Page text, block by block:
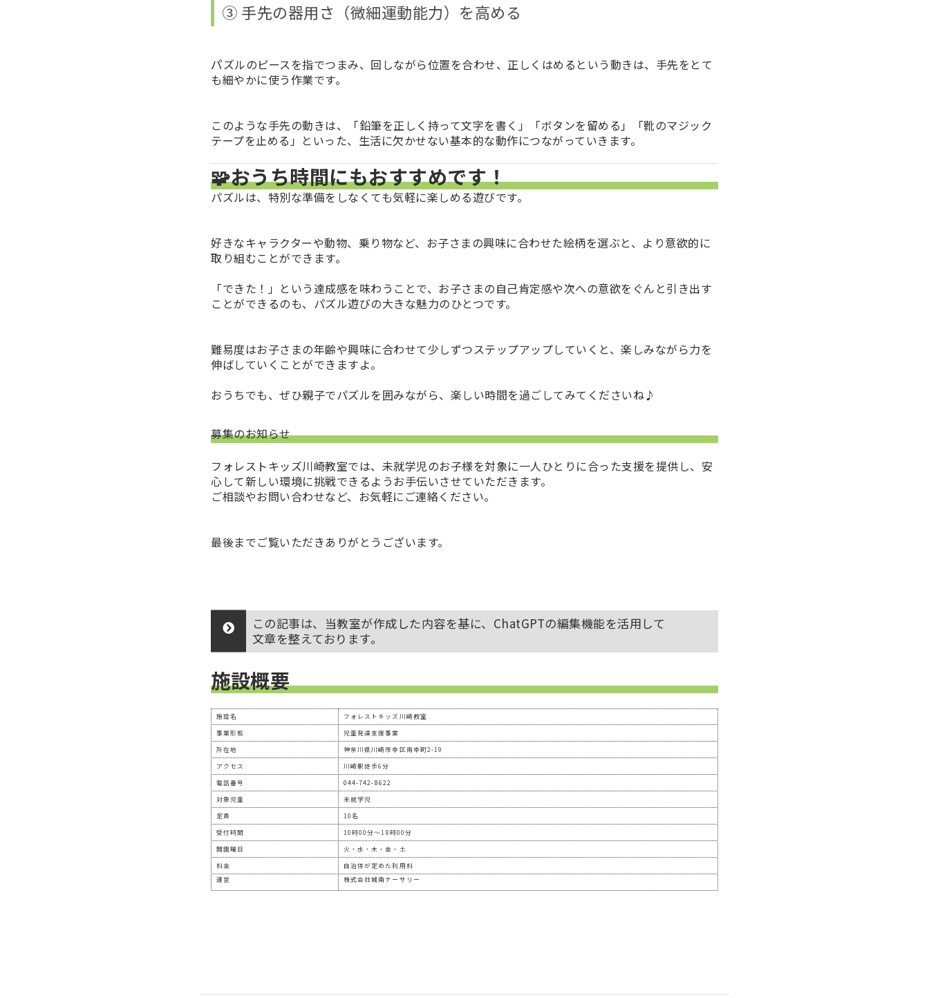
③ 手先の器用さ（微細運動能力）を高める
パズルのピースを指でつまみ、回しながら位置を合わせ、正しくはめるという動きは、手先をとて
も細やかに使う作業です。
このような手先の動きは、「鉛筆を正しく持って文字を書く」「ボタンを留める」「靴のマジック
テープを止める」といった、生活に欠かせない基本的な動作につながっていきます。
🧩おうち時間にもおすすめです！
パズルは、特別な準備をしなくても気軽に楽しめる遊びです。
好きなキャラクターや動物、乗り物など、お子さまの興味に合わせた絵柄を選ぶと、より意欲的に
取り組むことができます。
「できた！」という達成感を味わうことで、お子さまの自己肯定感や次への意欲をぐんと引き出す
ことができるのも、パズル遊びの大きな魅力のひとつです。
難易度はお子さまの年齢や興味に合わせて少しずつステップアップしていくと、楽しみながら力を
伸ばしていくことができますよ。
おうちでも、ぜひ親子でパズルを囲みながら、楽しい時間を過ごしてみてくださいね♪
募集のお知らせ
フォレストキッズ川崎教室では、未就学児のお子様を対象に一人ひとりに合った支援を提供し、安
心して新しい環境に挑戦できるようお手伝いさせていただきます。
ご相談やお問い合わせなど、お気軽にご連絡ください。
最後までご覧いただきありがとうございます。
この記事は、当教室が作成した内容を基に、ChatGPTの編集機能を活用して
文章を整えております。
施設概要
施設名
フォレストキッズ川崎教室
事業形態
児童発達支援事業
所在地
神奈川県川崎市幸区南幸町2-19
アクセス
川崎駅徒歩6分
電話番号
044-742-8622
対象児童
未就学児
定員
10名
受付時間
10時00分～18時00分
開園曜日
火・水・木・金・土
料金
自治体が定めた利用料
運営
株式会社城南ナーサリー